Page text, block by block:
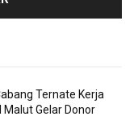
Ternate Kerja
Gelar Donor